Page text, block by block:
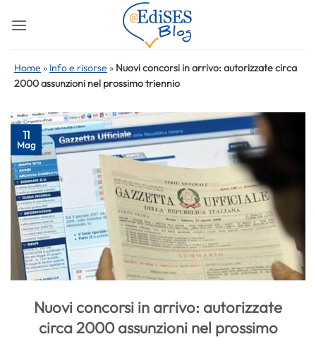
Home » Info e risorse » Nuovi concorsi in arrivo: autorizzate circa
2000 assunzioni nel prossimo triennio
11
Mag
Nuovi concorsi in arrivo: autorizzate
circa 2000 assunzioni nel prossimo